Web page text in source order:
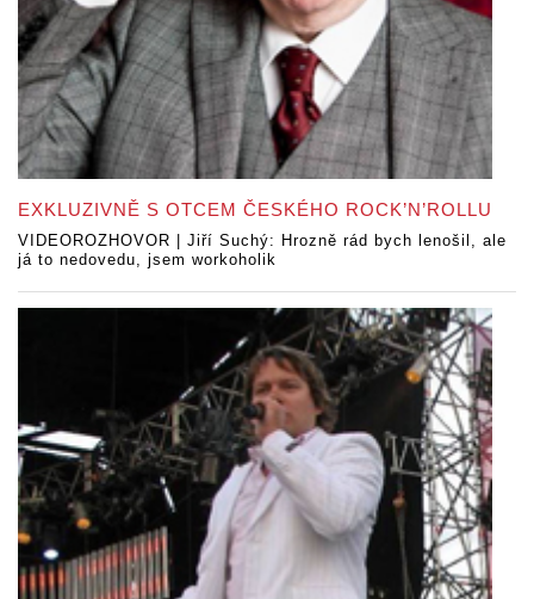
EXKLUZIVNĚ S OTCEM ČESKÉHO ROCK’N’ROLLU
VIDEOROZHOVOR | Jiří Suchý: Hrozně rád bych lenošil, ale
já to nedovedu, jsem workoholik